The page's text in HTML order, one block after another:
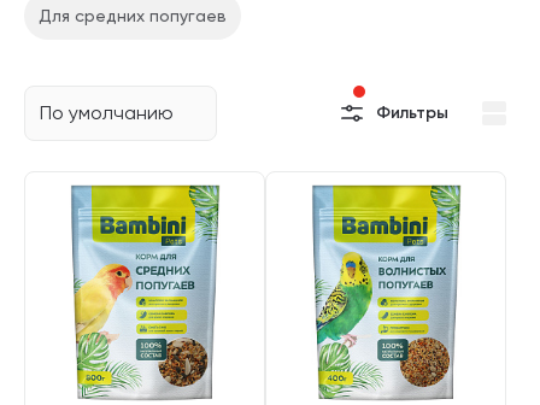
Для средних попугаев
По умолчанию Фильтры